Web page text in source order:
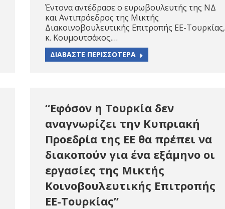
Έντονα αντέδρασε ο ευρωβουλευτής της ΝΔ
και Αντιπρόεδρος της Μικτής
Διακοινοβουλευτικής Επιτροπής ΕΕ-Τουρκίας,
κ. Κουμουτσάκος,…
ΔΙΑΒΑΣΤΕ ΠΕΡΙΣΣΟΤΕΡΑ
“Εφόσον η Τουρκία δεν
αναγνωρίζει την Κυπριακή
Προεδρία της ΕΕ θα πρέπει να
διακοπούν για ένα εξάμηνο οι
εργασίες της Μικτής
Κοινοβουλευτικής Επιτροπής
ΕΕ-Τουρκίας”